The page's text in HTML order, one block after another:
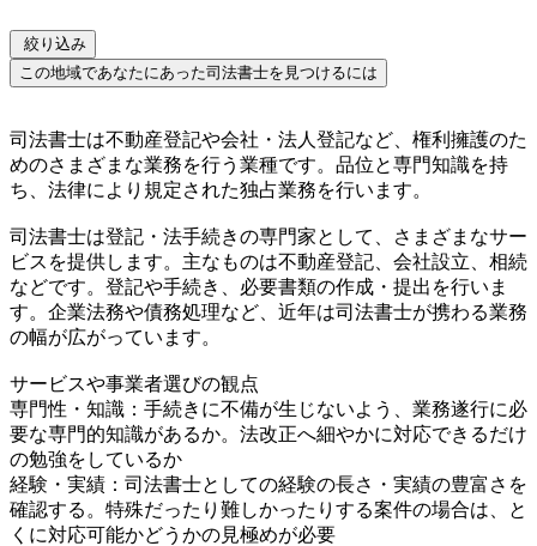
絞り込み
この地域であなたにあった司法書士を見つけるには
司法書士は不動産登記や会社・法人登記など、権利擁護のた
めのさまざまな業務を行う業種です。品位と専門知識を持
ち、法律により規定された独占業務を行います。
司法書士は登記・法手続きの専門家として、さまざまなサー
ビスを提供します。主なものは不動産登記、会社設立、相続
などです。登記や手続き、必要書類の作成・提出を行いま
す。企業法務や債務処理など、近年は司法書士が携わる業務
の幅が広がっています。
サービスや事業者選びの観点
専門性・知識：手続きに不備が生じないよう、業務遂行に必
要な専門的知識があるか。法改正へ細やかに対応できるだけ
の勉強をしているか
経験・実績：司法書士としての経験の長さ・実績の豊富さを
確認する。特殊だったり難しかったりする案件の場合は、と
くに対応可能かどうかの見極めが必要